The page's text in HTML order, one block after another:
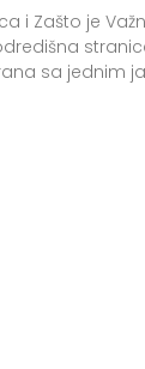
i Zašto je
sa jednim